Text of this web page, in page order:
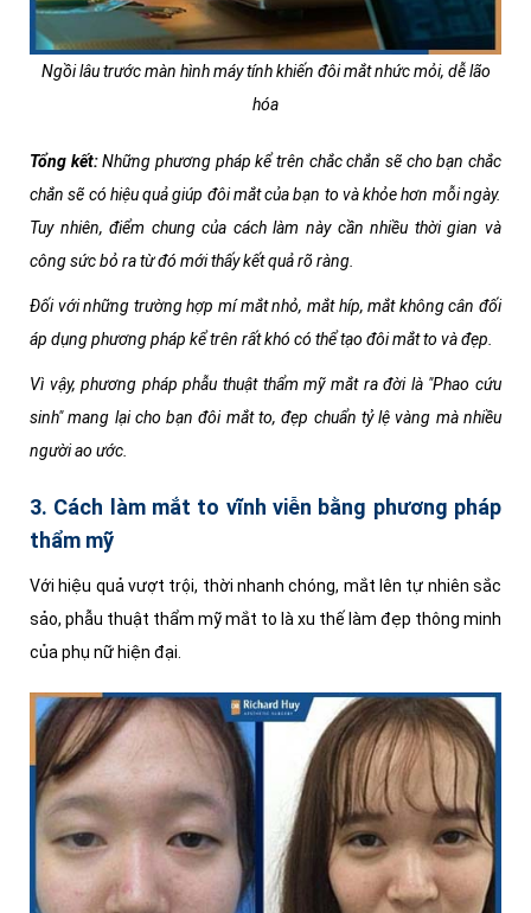
Ngồi lâu trước màn hình máy tính khiến đôi mắt nhức mỏi, dễ lão
hóa
Tổng kết:Những phương pháp kể trên chắc chắn sẽ cho bạn chắc
chắn sẽ có hiệu quả giúp đôi mắt của bạn to và khỏe hơn mỗi ngày.
Tuy nhiên, điểm chung của cách làm này cần nhiều thời gian và
công sức bỏ ra từ đó mới thấy kết quả rõ ràng.
Đối với những trường hợp mí mắt nhỏ, mắt híp, mắt không cân đối
áp dụng phương pháp kể trên rất khó có thể tạo đôi mắt to và đẹp.
Vì vậy, phương pháp phẫu thuật thẩm mỹ mắt ra đời là "Phao cứu
sinh" mang lại cho bạn đôi mắt to, đẹp chuẩn tỷ lệ vàng mà nhiều
người ao ước.
3. Cách làm mắt to vĩnh viễn bằng phương pháp
thẩm mỹ
Với hiệu quả vượt trội, thời nhanh chóng, mắt lên tự nhiên sắc
sảo, phẫu thuật thẩm mỹ mắt to là xu thế làm đẹp thông minh
của phụ nữ hiện đại.